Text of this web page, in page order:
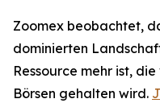
Zoomex beobachtet,
dominierten
Ressource mehr ist,
Börsen gehalten wird.